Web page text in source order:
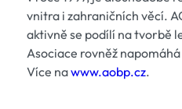
vnitra i zahraničních věcí.
aktivně se podílí na tvorbě
Asociace rovněž
Více nawww.aobp.cz.